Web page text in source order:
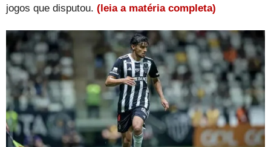
jogos que disputou. (leia a matéria completa)